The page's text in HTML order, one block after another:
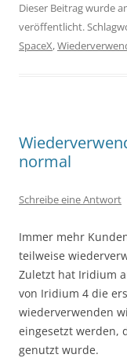
Dieser Beitrag wurde
veröffentlicht.
SpaceX,
normal
Schreibe eine Antwort
Immer mehr
teilweise
Zuletzt hat Iridium
von Iridium 4 die
wiederverwenden
eingesetzt werden,
genutzt wurde.